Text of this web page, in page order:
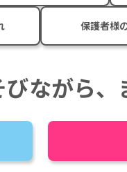
保護者様
ながら、